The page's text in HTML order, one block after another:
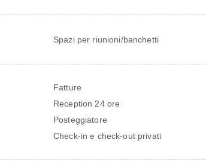
Spazi per riunioni/banchetti
Fatture
Reception 24 ore
Posteggiatore
Check-in e check-out privati